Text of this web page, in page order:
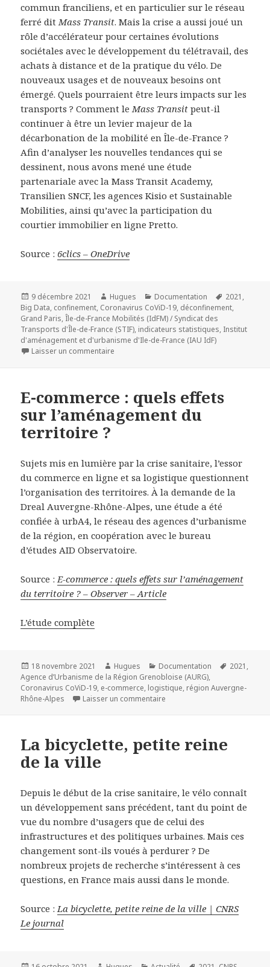
commun franciliens, et en particulier sur le réseau
ferré dit Mass Transit. Mais la crise a aussi joué un
rôle d’accélérateur pour certaines évolutions
sociétales avec le développement du télétravail, des
achats à distance et de la pratique du vélo. De
nouveaux usages et de nouveaux besoins ont
émergé. Quels pourraient être leurs impacts sur les
transports ? Comment le Mass Transit peut-il
continuer à être un levier majeur de la
décarbonation de la mobilité en Île-de-France ?
Afin d’analyser les nouvelles tendances qui se
dessinent, nous avons mené une étude
partenariale avec la Mass Transit Academy,
Transilien SNCF, les agences Kisio et Sustainable
Mobilities, ainsi qu’avec la participation du
courtier immobilier en ligne Pretto.
Source : 6clics – OneDrive
Publié
le
9 décembre 2021 Auteur
Hugues Catégories
Documentation
Mots-
clés
2021 ,
Big Data, confinement, Coronavirus CoViD-19, déconfinement,
Grand Paris,Île-de-France Mobilités (IdFM) / Syndicat des
Transports d'Île-de-France (STIF), indicateurs statistiques, Institut
d'aménagement et d'urbanisme d'Ile-de-France (IAU IdF)
Laisser un commentaire
E-commerce : quels effets
sur l’aménagement du
territoire ?
Sujets mis en lumière par la crise sanitaire, l’essor
du commerce en ligne et sa logistique questionnent
l’organisation des territoires. À la demande de la
Dreal Auvergne-Rhône-Alpes, une étude a été
confiée à urbA4, le réseau des agences d’urbanisme
de la région, en coopération avec le bureau
d’études AID Observatoire.
Source : E-commerce : quels effets sur l’aménagement
du territoire ? – Observer – Article
L’étude complète
Publié
le
18 novembre 2021 Auteur
Hugues Catégories
Documentation
Mots-
2021 ,
Agence d’Urbanisme de la Région Grenobloise (AURG),
Coronavirus CoViD-19, e-commerce, logistique, région Auvergne-
Rhône-Alpes
Laisser un commentaire
La bicyclette, petite reine
de la ville
Depuis le début de la crise sanitaire, le vélo connaît
un développement sans précédent, tant du point de
vue du nombre d’usagers que de celui des
infrastructures et des politiques urbaines. Mais ces
changement sont-ils voués à perdurer ? De
nombreux projets de recherche s’intéressent à ces
questions, en France mais aussi dans le monde.
Source :La bicyclette, petite reine de la ville | CNRS
Le journal